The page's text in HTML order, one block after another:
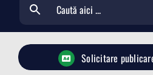
Solicitare